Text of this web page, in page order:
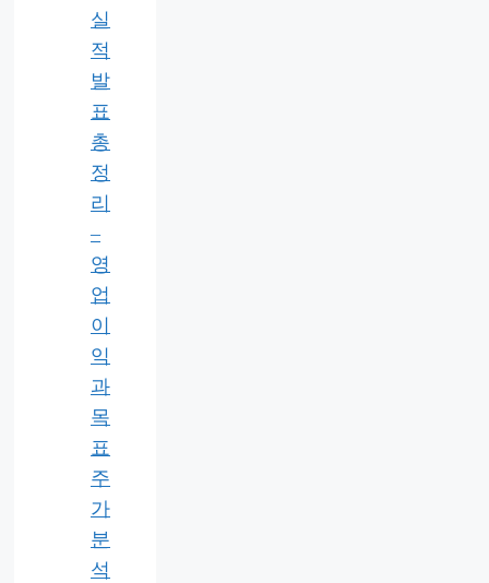
실
적
발
표
총
정
리
–
영
업
이
익
과
목
표
주
가
분
석